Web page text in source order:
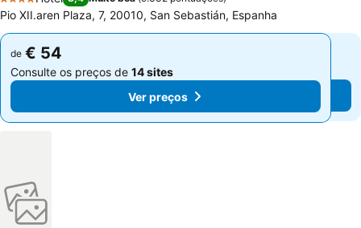
4 Estrelas
Pio XII.aren Plaza, 7, 20010, San Sebastián, Espanha
de € 54
Consulte os preços de 14 sites
Ver preços
de € 54
Consulte os preços de 14 sites
Ver preços